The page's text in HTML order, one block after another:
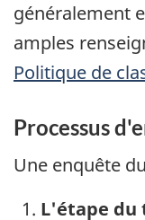
généralement
amples
Politique de
Processus
Une enquête du
L'étape du